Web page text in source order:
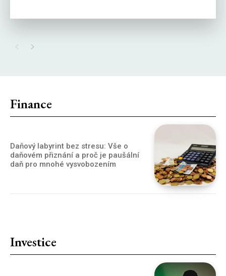
Finance
Daňový labyrint bez stresu: Vše o
daňovém přiznání a proč je paušální
daň pro mnohé vysvobozením
Investice